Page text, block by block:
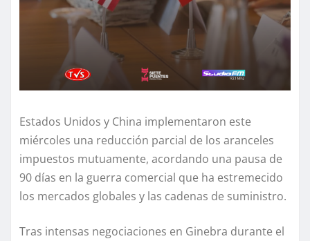
Estados Unidos y China implementaron este
miércoles una reducción parcial de los aranceles
impuestos mutuamente, acordando una pausa de
90 días en la guerra comercial que ha estremecido
los mercados globales y las cadenas de suministro.
Tras intensas negociaciones en Ginebra durante el